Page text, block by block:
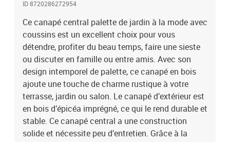
d'autres segments modulaires pour créer votre propre décor de
salon de jardin selon vos goûts ! Veuillez noter que le bois est un
produit naturel et peut présenter des légères
imperfections.Couleur du coussin : vert vifMatériau : bois d'épicéa
imprégné, tissu (100 % polyester)Dimensions totales : 60 x 60 x 65
cm (l x P x H)Hauteur du siège à partir du sol : 30 cmDimensions
du coussin de siège : 60 x 60 x 6 cm (l x P x H)Dimensions du
coussin de dossier : 60 x 38 x 13 cm (l x P x H)L'assemblage est
requisLa livraison contient :1 x canapé de milieu palette1 x
coussin de siège1 x coussin de dossier
ID 8720286272954
Ce canapé central palette de jardin à la mode avec
coussins est un excellent choix pour vous
détendre, profiter du beau temps, faire une sieste
ou discuter en famille ou entre amis. Avec son
design intemporel de palette, ce canapé en bois
ajoute une touche de charme rustique à votre
terrasse, jardin ou salon. Le canapé d’extérieur est
en bois d’épicéa imprégné, ce qui le rend durable et
stable. Ce canapé central a une construction
solide et nécessite peu d’entretien. Grâce à la